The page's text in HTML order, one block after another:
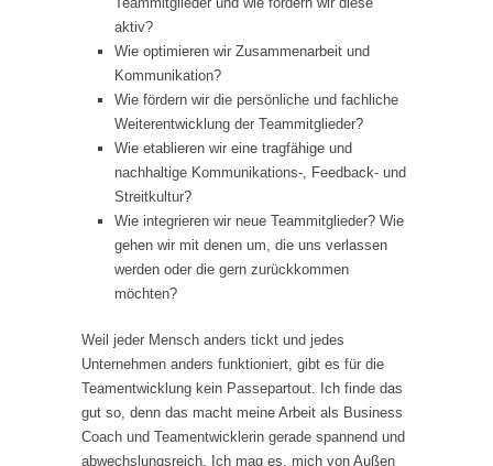
aktiv?
Wie optimieren wir Zusammenarbeit und
Kommunikation?
Wie fördern wir die persönliche und fachliche
Weiterentwicklung der Teammitglieder?
Wie etablieren wir eine tragfähige und
nachhaltige Kommunikations-, Feedback- und
Streitkultur?
Wie integrieren wir neue Teammitglieder? Wie
gehen wir mit denen um, die uns verlassen
werden oder die gern zurückkommen
möchten?
Weil jeder Mensch anders tickt und jedes
Unternehmen anders funktioniert, gibt es für die
Teamentwicklung kein Passepartout. Ich finde das
gut so, denn das macht meine Arbeit als Business
Coach und Teamentwicklerin gerade spannend und
abwechslungsreich. Ich mag es, mich von Außen